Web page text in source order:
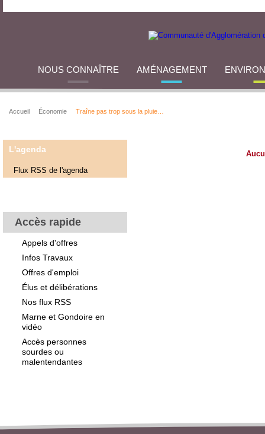
NOUS CONNAÎTRE AMÉNAGEMENT
Accueil Économie Traîne pas trop sous la pluie…
L'agenda
Flux RSS de l'agenda
Accès rapide
Appels d'offres
Infos Travaux
Offres d'emploi
Élus et délibérations
Nos flux RSS
Marne et Gondoire en
vidéo
Accès personnes
sourdes ou
malentendantes